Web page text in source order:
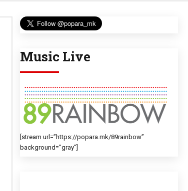
Music Live
[stream url=”https://popara.mk/89rainbow”
background=”gray”]